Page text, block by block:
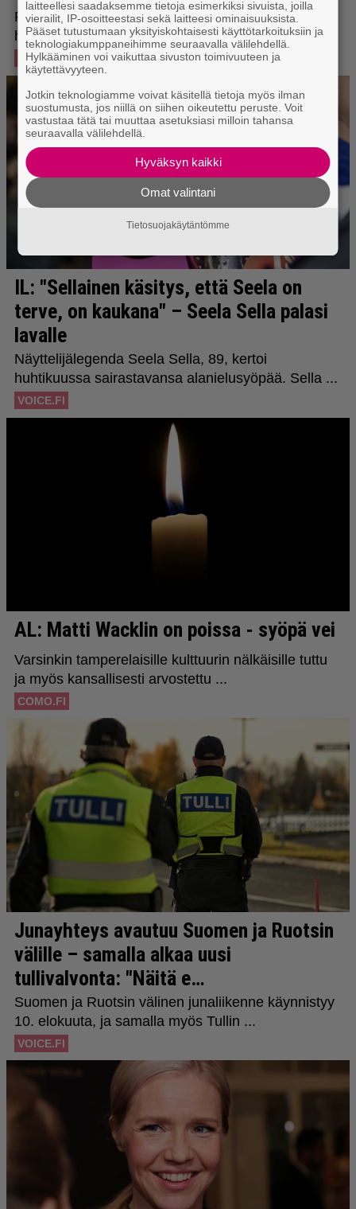
laitteellesi saadaksemme tietoja esimerkiksi sivuista, joilla
vierailit, IP-osoitteestasi sekä laitteesi ominaisuuksista.
Pääset tutustumaan yksityiskohtaisesti käyttötarkoituksiin ja
teknologiakumppaneihimme seuraavalla välilehdellä.
Hylkääminen voi vaikuttaa sivuston toimivuuteen ja
käytettävyyteen.
Jotkin teknologiamme voivat käsitellä tietoja myös ilman
suostumusta, jos niillä on siihen oikeutettu peruste. Voit
vastustaa tätä tai muuttaa asetuksiasi milloin tahansa
seuraavalla välilehdellä.
Hyväksyn kaikki
Omat valintani
Tietosuojakäytäntömme